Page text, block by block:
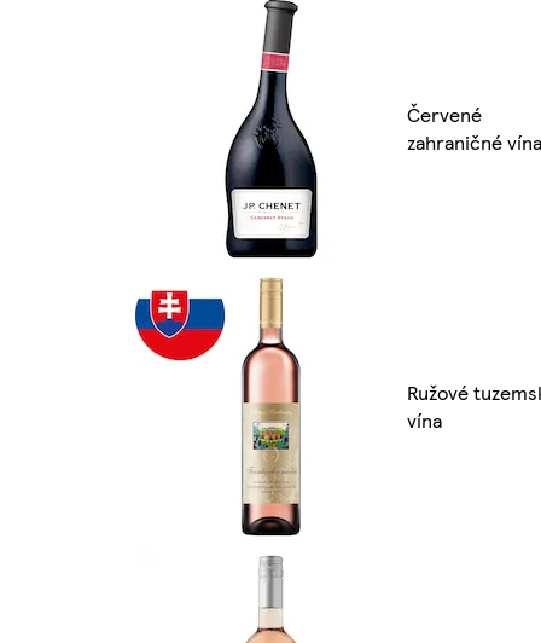
Červené
zahraničné vína
Ružové
vína